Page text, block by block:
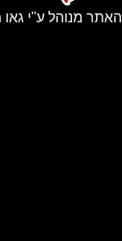
האתר מנוהל ע"י גאו